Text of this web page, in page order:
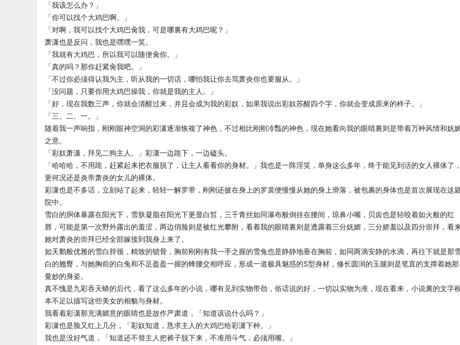
「我该怎么办？」
「你可以找个大鸡巴啊。」
「对啊，我可以找个大鸡巴肏我，可是哪裏有大鸡巴呢？」
萧潇也是反问，我也是嘿嘿一笑。
「我就有大鸡巴，所以我可以随便肏你。」
「真的吗？那你赶紧肏我吧。」
「不过你必须得认我为主，听从我的一切话，哪怕我让你去骂萧炎你也要服从。」
「没问题，只要你用大鸡巴操我，你就是我的主人。」
「好，现在我数三声，你就会清醒过来，并且会成为我的彩奴，如果我说出彩奴苏醒四个字，你就会变成原来的样子。」
「三、二、一。」
随着我一声响指，刚刚眼神空洞的彩潇逐渐恢複了神色，不过相比刚刚冷豔的神色，现在她看向我的眼睛裏则是带着万种风情和妩
之意。
「彩奴萧潇，拜见二狗主人。」彩潇一边跪下，一边磕头。
「哈哈哈，不用跪，赶紧起来把衣服脱了，让主人看看你的身材。」我也是一阵淫笑，单身这么多年，终于能见到活的女人裸体了，
更何况还是炎帝萧炎的女儿的裸体。
彩潇也是不多话，立刻站了起来，轻轻一解罗带，刚刚还披在身上的罗裳便慢慢从她的身上滑落，被包裹的身体也是首次展现在这
院中。
雪白的胴体暴露在阳光下，雪肤凝脂在阳光下更显白皙，三千青丝如同瀑布般倒挂在腰间，琼鼻小嘴，贝齿也是轻咬着如火般的红
唇，可能是第一次野外露出的羞涩，两边俏脸则是被红光攀附，看着我的眼睛裏则是透露着三分妩媚，三分娇羞以及四分崇拜，看
她对萧炎的崇拜已经全部嫁接到我身上来了。
如天鹅般优雅的雪白脖颈，精致的锁骨，胸前刚刚有我一手之握的雪兔也是静静地垂在胸前，如同两滴安静的水滴，再往下就是那
白的翘臀，与她胸前的白兔和不足盈盈一握的蜂腰交相呼应，形成一道极具魅惑的S型身材，修长圆润的玉腿则是笔直的支撑着她那
曼妙的身姿。
真不愧是九彩吞天蟒的后代，看了这么多年的小说，哪有见到实物带劲，俗话说的好，一切以实物为准，现在看来，小说裏的文字
本不足以描写这些美女的相貌与身材。
我看着彩潇那充满媚意的眼睛也是故作严肃道，「知道该说什么吗？」
彩潇也是脸又红上几分，「彩奴知道，恳求主人的大鸡巴给彩潇下种。」
我也是没好气道，「知道还不替主人把裤子脱下来，不准用斗气，必须用嘴。」